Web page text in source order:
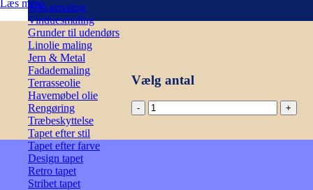
Silikatmaling
Vinduesmaling
Grunder til udendørs
Linolie maling
Jern & Metal
Fadademaling
Terrasseolie
Havemøbel olie
Rengøring
Træbeskyttelse
Tapet efter stil
Tapet efter farve
Design tapet
Retro tapet
Stribet tapet
Læs mere
Vælg antal
Eijfinger
Festival
333542